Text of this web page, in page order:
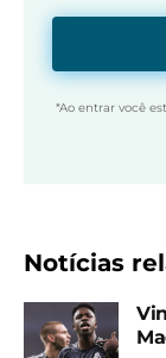
*Ao entrar você
Notícias